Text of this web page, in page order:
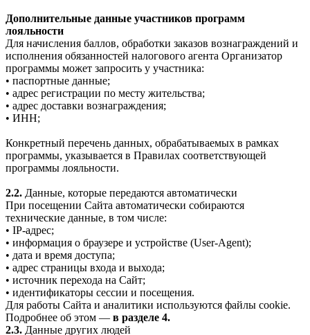
Дополнительные данные участников программ
лояльности
Для начисления баллов, обработки заказов вознаграждений и
исполнения обязанностей налогового агента Организатор
программы может запросить у участника:
• паспортные данные;
• адрес регистрации по месту жительства;
• адрес доставки вознаграждения;
• ИНН;
Конкретный перечень данных, обрабатываемых в рамках
программы, указывается в Правилах соответствующей
программы лояльности.
2.2. Данные, которые передаются автоматически
При посещении Сайта автоматически собираются
технические данные, в том числе:
• IP-адрес;
• информация о браузере и устройстве (User-Agent);
• дата и время доступа;
• адрес страницы входа и выхода;
• источник перехода на Сайт;
• идентификаторы сессии и посещения.
Для работы Сайта и аналитики используются файлы cookie.
Подробнее об этом — в разделе 4.
2.3. Данные других людей